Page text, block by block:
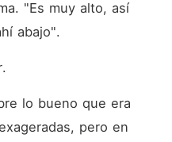
"Es muy alto, así
abajo".
lo bueno que era
pero en